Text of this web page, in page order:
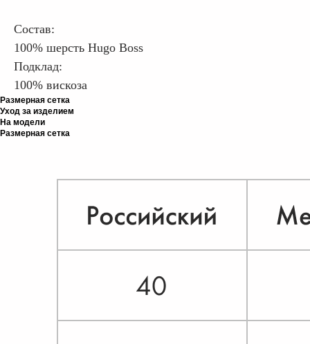
Состав:
100% шерсть Hugo Boss
Подклад:
100% вискоза
Размерная сетка
Уход за изделием
На модели
Размерная сетка